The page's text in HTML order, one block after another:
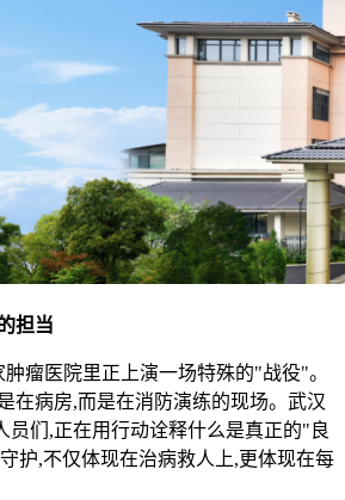
担当
瘤医院里正上演一场特殊的"战役"。
在病房,而是在消防演练的现场。武汉
员们,正在用行动诠释什么是真正的"良
,不仅体现在治病救人上,更体现在每